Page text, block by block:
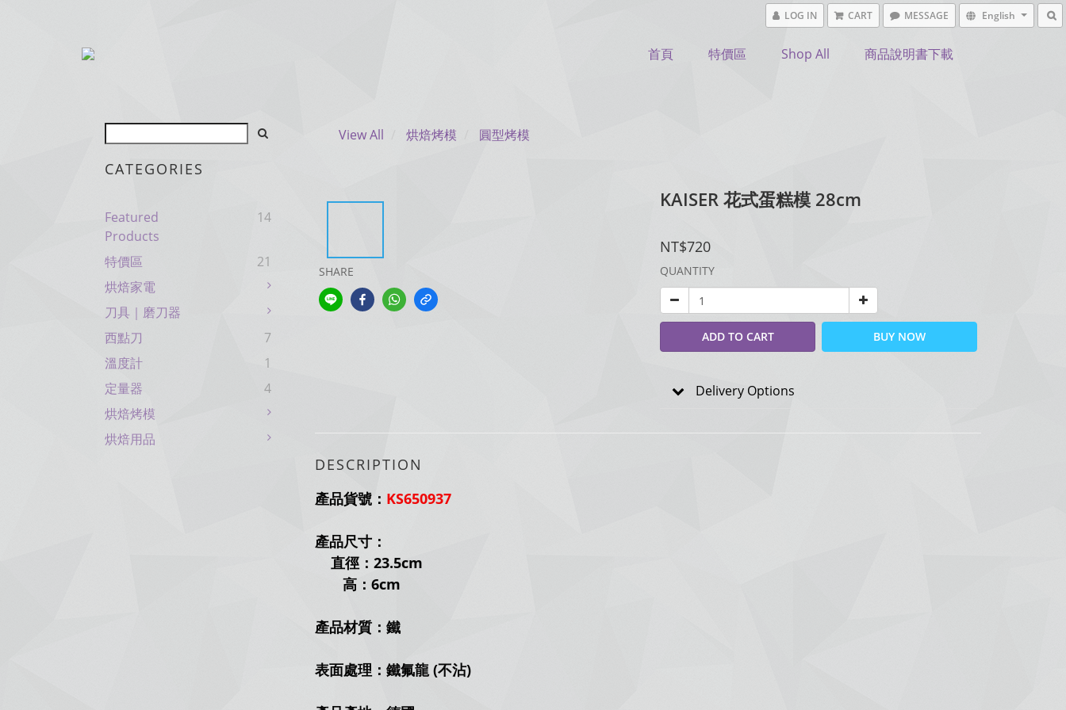
LOG IN CART MESSAGE English
首頁 特價區 Shop All 商品說明書下載
CATEGORIES
Featured
Products
14
特價區
21
烘焙家電
刀具｜磨刀器
西點刀
7
溫度計
1
定量器
4
烘焙烤模
烘焙用品
View All 烘焙烤模 圓型烤模
SHARE
KAISER 花式蛋糕模 28cm
NT$720
QUANTITY
ADD TO CART BUY NOW
Delivery Options
DESCRIPTION
產品貨號： KS650937
產品尺寸：
直徑：23.5cm
高：6cm
產品材質：鐵
表面處理：鐵氟龍 (不沾)